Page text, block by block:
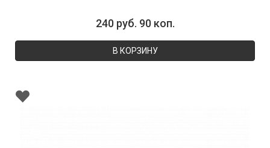
240 руб. 90 коп.
В КОРЗИНУ